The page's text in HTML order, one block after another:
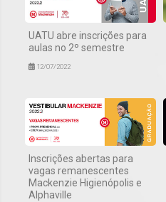
UATU abre inscrições para
aulas no 2º semestre
12/07/2022
Inscrições abertas para
vagas remanescentes
Mackenzie Higienópolis e
Alphaville